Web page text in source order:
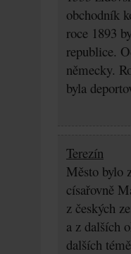
obchodník
roce 1893
republice.
německy.
byla
Terezín
Město bylo
císařovně
z českých
a z dalších
dalších